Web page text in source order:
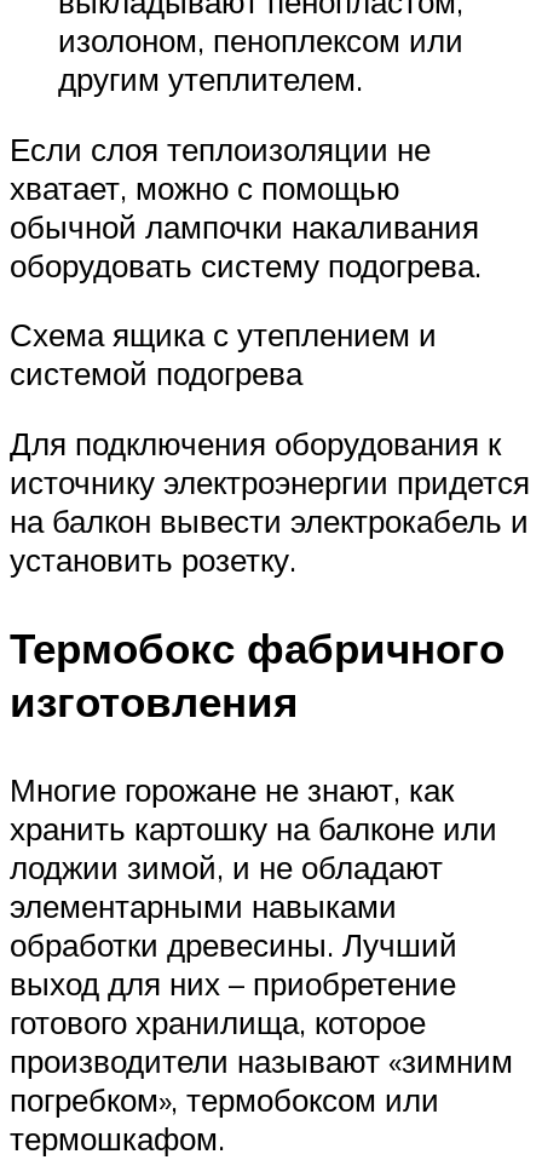
изолоном, пеноплексом или
другим утеплителем.
Если слоя теплоизоляции не
хватает, можно с помощью
обычной лампочки накаливания
оборудовать систему подогрева.
Схема ящика с утеплением и
системой подогрева
Для подключения оборудования к
источнику электроэнергии придется
на балкон вывести электрокабель и
установить розетку.
Термобокс фабричного
изготовления
Многие горожане не знают, как
хранить картошку на балконе или
лоджии зимой, и не обладают
элементарными навыками
обработки древесины. Лучший
выход для них – приобретение
готового хранилища, которое
производители называют «зимним
погребком», термобоксом или
термошкафом.